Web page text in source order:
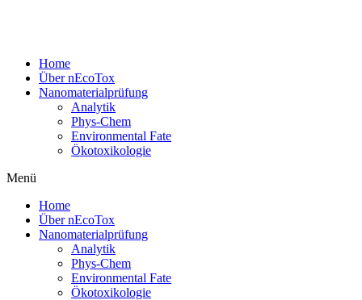
Home
Über nEcoTox
Nanomaterialprüfung
Analytik
Phys-Chem
Environmental Fate
Ökotoxikologie
Menü
Home
Über nEcoTox
Nanomaterialprüfung
Analytik
Phys-Chem
Environmental Fate
Ökotoxikologie